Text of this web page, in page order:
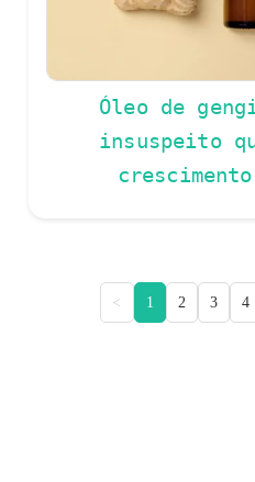
Óleo de
insuspeito
< 1 2 3 4